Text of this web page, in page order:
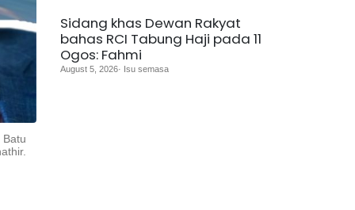
Sidang khas Dewan Rakyat
bahas RCI Tabung Haji pada 11
Ogos: Fahmi
August 5, 2026· Isu semasa